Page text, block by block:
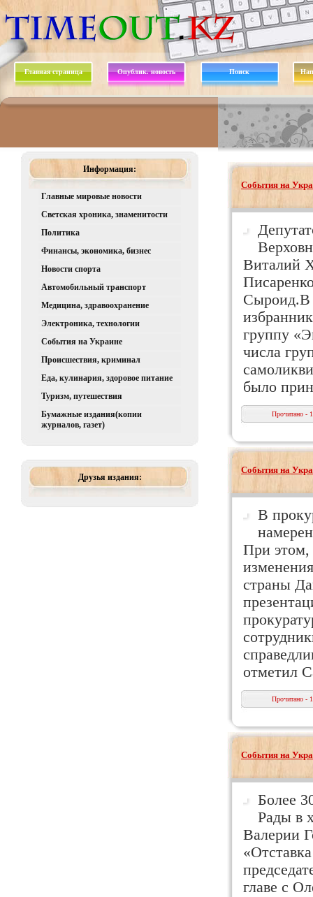
Главная страница Опублик. новость Поиск
Информация:
Главные мировые новости
Светская хроника, знаменитости
Политика
Финансы, экономика, бизнес
Новости спорта
Автомобильный транспорт
Медицина, здравоохранение
Электроника, технологии
События на Украине
Происшествия, криминал
Еда, кулинария, здоровое питание
Туризм, путешествия
Бумажные издания(копии
журналов, газет)
Друзья издания:
События на
Виталий
Сыроид.В
группу
числа
было
Прочитано -
События на
В
При этом,
страны
отметил
Прочитано -
События на
Более
Рады в
Валерии
главе с